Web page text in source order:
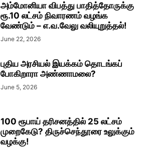
அம்மோனியா விபத்து பாதித்தோருக்கு
ரூ.10 லட்சம் நிவாரணம் வழங்க
வேண்டும் – எ.வ.வேலு வலியுறுத்தல்!
June 22, 2026
புதிய அரசியல் இயக்கம் தொடங்கப்
போகிறாரா அண்ணாமலை?
June 5, 2026
100 ரூபாய் தரிசனத்தில் 25 லட்சம்
முறைகேடு? திருச்செந்தூரை உலுக்கும்
வழக்கு!